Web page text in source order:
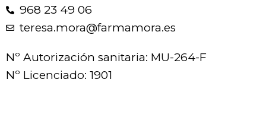
968 23 49 06
teresa.mora@farmamora.es
Nº Autorización sanitaria: MU-264-F
Nº Licenciado: 1901